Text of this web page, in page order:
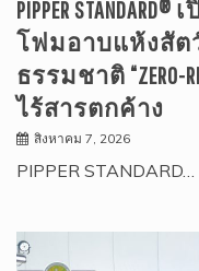
PIPPER
โฟมอาบแห้งสัต
ธรรมชาติ “ZERO-
ไร้สารตกค้าง
สิงหาคม 7, 2026
PIPPER STANDARD…